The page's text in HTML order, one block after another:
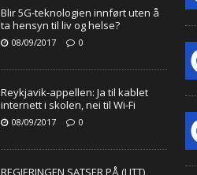
Blir 5G-teknologien innført uten å
ta hensyn til liv og helse?
08/09/2017 0
Reykjavik-appellen: Ja til kablet
internett i skolen, nei til Wi-Fi
08/09/2017 0
REGJERINGEN SATSER PÅ (LITT)